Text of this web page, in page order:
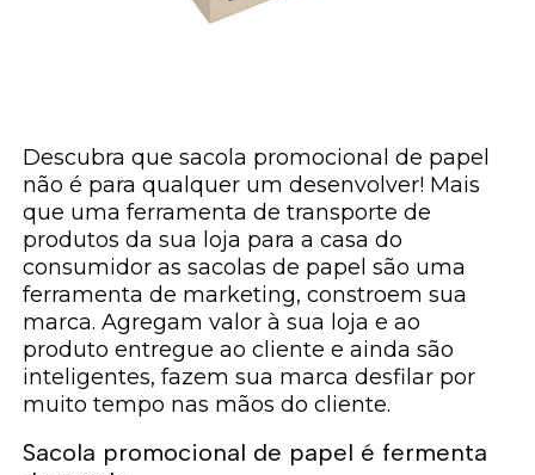
Descubra que sacola promocional de papel
não é para qualquer um desenvolver! Mais
que uma ferramenta de transporte de
produtos da sua loja para a casa do
consumidor as sacolas de papel são uma
ferramenta de marketing, constroem sua
marca. Agregam valor à sua loja e ao
produto entregue ao cliente e ainda são
inteligentes, fazem sua marca desfilar por
muito tempo nas mãos do cliente.
Sacola promocional de papel é fermenta